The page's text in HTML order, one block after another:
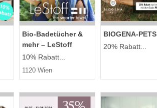
Bio-Badetücher &
mehr – LeStoff
10% Rabatt...
1120 Wien
BIOGENA-PETS
20% Rabatt...